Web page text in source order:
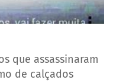
que assassinaram
de calçados